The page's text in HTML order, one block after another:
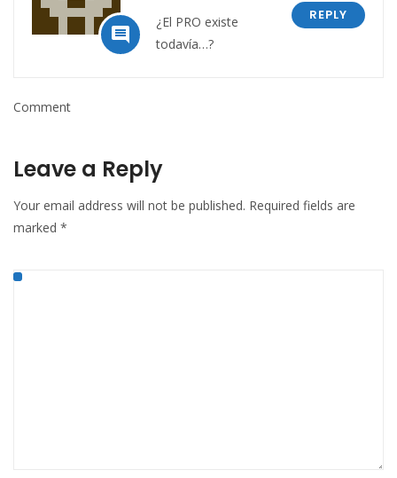

REPLY
¿El PRO existe
todavía…?
Comment
Leave a Reply
Your email address will not be published. Required fields are
marked *